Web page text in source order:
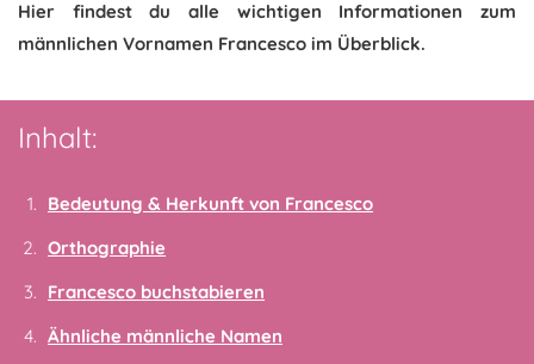
Hier findest du alle wichtigen Informationen zum
männlichen Vornamen Francesco im Überblick.
Inhalt:
Bedeutung & Herkunft von Francesco
Orthographie
Francesco buchstabieren
Ähnliche männliche Namen